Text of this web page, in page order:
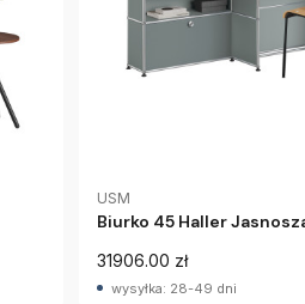
USM
Biurko 45 Haller
31906.00 zł
wysyłka: 28-49 dni